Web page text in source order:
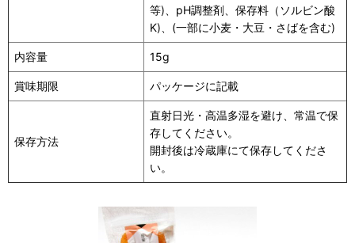
等)、pH調整剤、保存料（ソルビン酸
K)、(一部に小麦・大豆・さばを含む)
内容量 15g
賞味期限 パッケージに記載
保存方法
直射日光・高温多湿を避け、常温で保
存してください。
開封後は冷蔵庫にて保存してくださ
い。